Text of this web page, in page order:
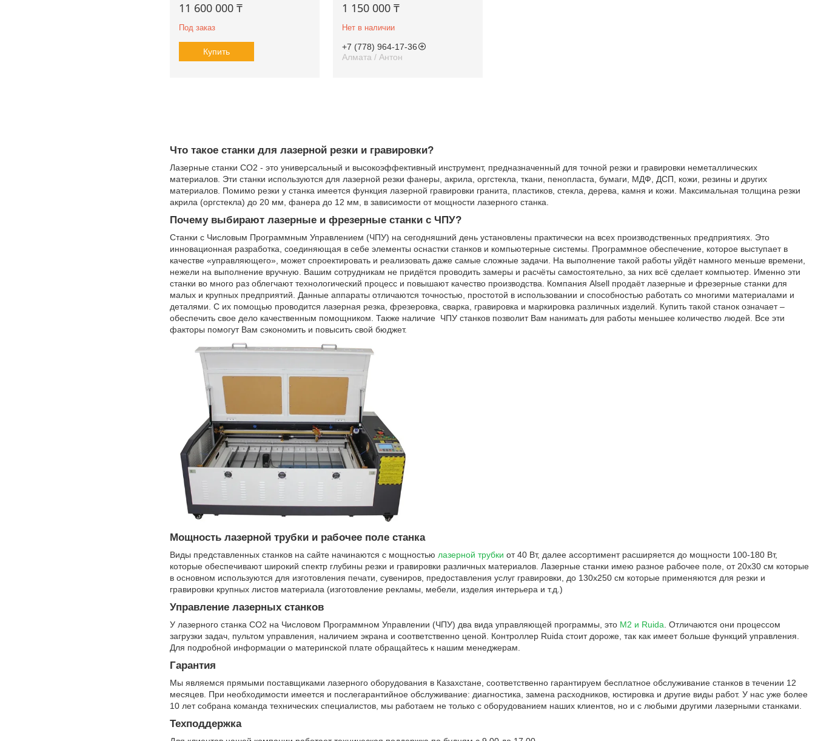
11 600 000 ₸
Под заказ
Купить
1 150 000 ₸
Нет в наличии
+7 (778) 964-17-36
Алмата / Антон
Что такое станки для лазерной резки и гравировки?
Лазерные станки CO2 - это универсальный и высокоэффективный инструмент, предназначенный для точной резки и гравировки неметаллических
материалов. Эти станки используются для лазерной резки фанеры, акрила, оргстекла, ткани, пенопласта, бумаги, МДФ, ДСП, кожи, резины и других
материалов. Помимо резки у станка имеется функция лазерной гравировки гранита, пластиков, стекла, дерева, камня и кожи. Максимальная толщина резки
акрила (оргстекла) до 20 мм, фанера до 12 мм, в зависимости от мощности лазерного станка.
Почему выбирают лазерные и фрезерные станки с ЧПУ?
Станки с Числовым Программным Управлением (ЧПУ) на сегодняшний день установлены практически на всех производственных предприятиях. Это
инновационная разработка, соединяющая в себе элементы оснастки станков и компьютерные системы. Программное обеспечение, которое выступает в
качестве «управляющего», может спроектировать и реализовать даже самые сложные задачи. На выполнение такой работы уйдёт намного меньше времени,
нежели на выполнение вручную. Вашим сотрудникам не придётся проводить замеры и расчёты самостоятельно, за них всё сделает компьютер. Именно эти
станки во много раз облегчают технологический процесс и повышают качество производства. Компания Alsell продаёт лазерные и фрезерные станки для
малых и крупных предприятий. Данные аппараты отличаются точностью, простотой в использовании и способностью работать со многими материалами и
деталями. С их помощью проводится лазерная резка, фрезеровка, сварка, гравировка и маркировка различных изделий. Купить такой станок означает –
обеспечить свое дело качественным помощником. Также наличие ЧПУ станков позволит Вам нанимать для работы меньшее количество людей. Все эти
факторы помогут Вам сэкономить и повысить свой бюджет.
Мощность лазерной трубки и рабочее поле станка
Виды представленных станков на сайте начинаются с мощностью лазерной трубки от 40 Вт, далее ассортимент расширяется до мощности 100-180 Вт,
которые обеспечивают широкий спектр глубины резки и гравировки различных материалов. Лазерные станки имею разное рабочее поле, от 20х30 см которые
в основном используются для изготовления печати, сувениров, предоставления услуг гравировки, до 130х250 см которые применяются для резки и
гравировки крупных листов материала (изготовление рекламы, мебели, изделия интерьера и т.д.)
Управление лазерных станков
У лазерного станка СО2 на Числовом Программном Управлении (ЧПУ) два вида управляющей программы, это М2 и Ruida . Отличаются они процессом
загрузки задач, пультом управления, наличием экрана и соответственно ценой. Контроллер Ruida стоит дороже, так как имеет больше функций управления.
Для подробной информации о материнской плате обращайтесь к нашим менеджерам.
Гарантия
Мы являемся прямыми поставщиками лазерного оборудования в Казахстане, соответственно гарантируем бесплатное обслуживание станков в течении 12
месяцев. При необходимости имеется и послегарантийное обслуживание: диагностика, замена расходников, юстировка и другие виды работ. У нас уже более
10 лет собрана команда технических специалистов, мы работаем не только с оборудованием наших клиентов, но и с любыми другими лазерными станками.
Техподдержка